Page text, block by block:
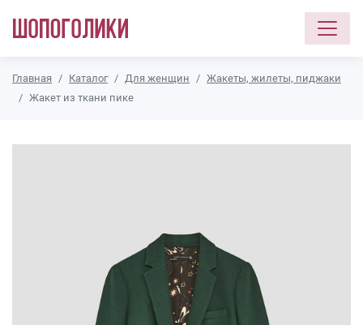
Главная Каталог Для женщин
Жакеты, жилеты, пиджаки
Жакет из ткани пике